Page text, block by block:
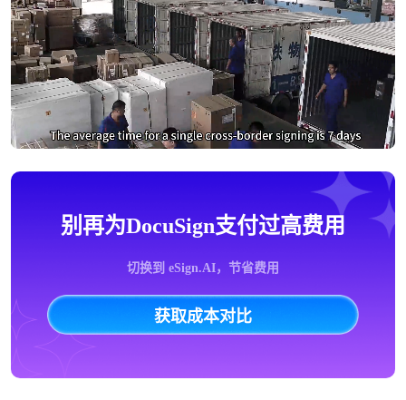
别再为DocuSign支付过高费用
切换到 eSign.AI，节省费用
获取成本对比